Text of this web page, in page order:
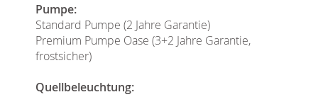
Pumpe:
Standard Pumpe (2 Jahre Garantie)
Premium Pumpe Oase (3+2 Jahre Garantie,
frostsicher)
Quellbeleuchtung: